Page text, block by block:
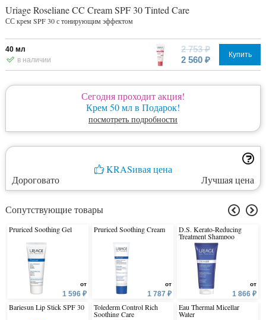
Uriage Roseliane CC Cream SPF 30 Tinted Care
СС крем SPF 30 с тонирующим эффектом
40 мл
в наличии
2 753 ₽
2 560 ₽
Купить
Сегодня проходит акция!
Крем 50 мл в Подарок!
посмотреть подробности
KRASивая цена
Дороговато
Лучшая цена
Сопутствующие товары
Pruriced Soothing Gel
от
1 596 ₽
Bariesun Lip Stick SPF 30
Pruriced Soothing Cream
от
1 787 ₽
Tolederm Control Rich
Soothing Care
D.S. Kerato-Reducing
Treatment Shampoo
от
1 866 ₽
Eau Thermal Micellar
Water